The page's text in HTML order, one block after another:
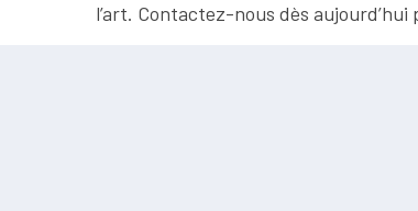
l’art. Contactez-nous dès